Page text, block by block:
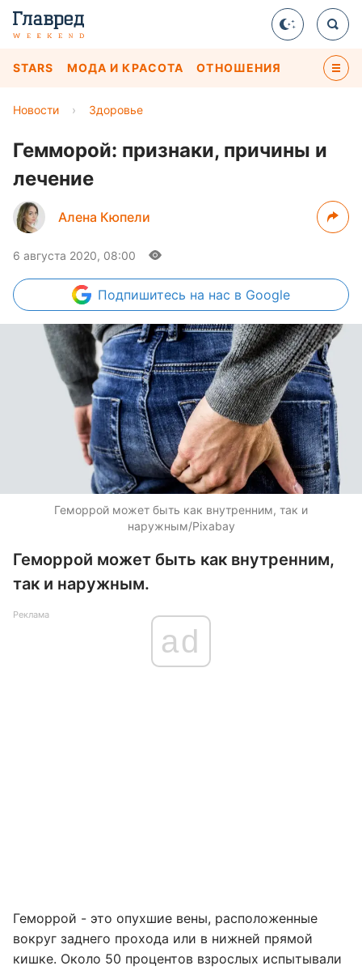
STARS МОДА И КРАСОТА ОТНОШЕНИЯ
Новости › Здоровье
Гемморой: признаки, причины и
лечение
Алена Кюпели
6 августа 2020, 08:00
Подпишитесь на нас в Google
Геморрой может быть как внутренним, так и
наружным/Pixabay
Геморрой может быть как внутренним,
так и наружным.
Реклама
ad
Геморрой - это опухшие вены, расположенные
вокруг заднего прохода или в нижней прямой
кишке. Около 50 процентов взрослых испытывали